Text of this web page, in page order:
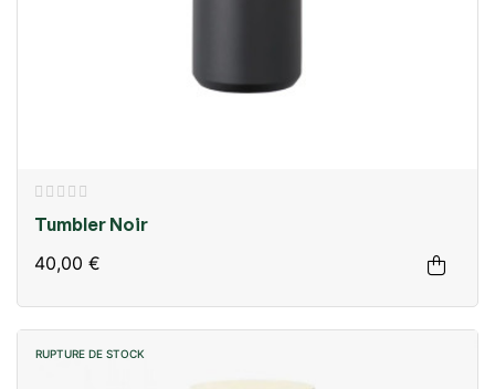
Tumbler Noir
40,00 €
RUPTURE DE STOCK